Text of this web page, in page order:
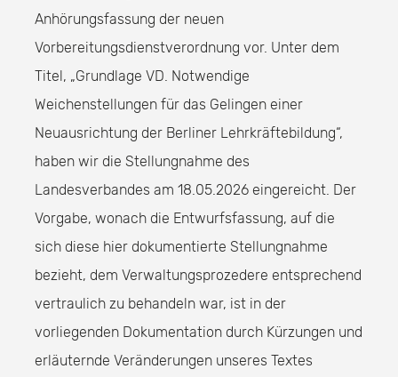
Anhörungsfassung der neuen
Vorbereitungsdienstverordnung vor. Unter dem
Titel, „Grundlage VD. Notwendige
Weichenstellungen für das Gelingen einer
Neuausrichtung der Berliner Lehrkräftebildung“,
haben wir die Stellungnahme des
Landesverbandes am 18.05.2026 eingereicht. Der
Vorgabe, wonach die Entwurfsfassung, auf die
sich diese hier dokumentierte Stellungnahme
bezieht, dem Verwaltungsprozedere entsprechend
vertraulich zu behandeln war, ist in der
vorliegenden Dokumentation durch Kürzungen und
erläuternde Veränderungen unseres Textes